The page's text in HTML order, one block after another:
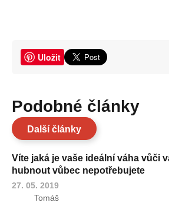
Uložit
Podobné články
Další články
Víte jaká je vaše ideální váha vůči
hubnout vůbec nepotřebujete
27. 05. 2019
Tomáš